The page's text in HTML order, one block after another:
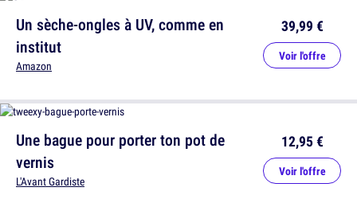
Une bague pour porter ton pot de
vernis
L'Avant Gardiste
12,95 €
Voir l'offre
Un sèche-ongles à UV, comme en
institut
Amazon
39,99 €
Voir l'offre